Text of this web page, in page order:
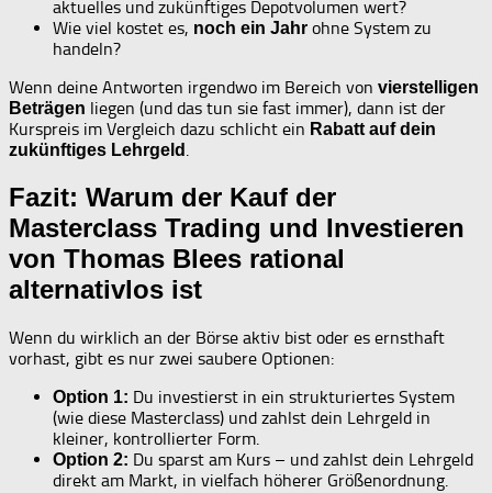
aktuelles und zukünftiges Depotvolumen wert?
Wie viel kostet es, noch ein Jahr ohne System zu
handeln?
Wenn deine Antworten irgendwo im Bereich von vierstelligen
Beträgen liegen (und das tun sie fast immer), dann ist der
Kurspreis im Vergleich dazu schlicht ein Rabatt auf dein
zukünftiges Lehrgeld .
Fazit: Warum der Kauf der
Masterclass Trading und Investieren
von Thomas Blees rational
alternativlos ist
Wenn du wirklich an der Börse aktiv bist oder es ernsthaft
vorhast, gibt es nur zwei saubere Optionen:
Option 1: Du investierst in ein strukturiertes System
(wie diese Masterclass) und zahlst dein Lehrgeld in
kleiner, kontrollierter Form.
Option 2: Du sparst am Kurs – und zahlst dein Lehrgeld
direkt am Markt, in vielfach höherer Größenordnung.